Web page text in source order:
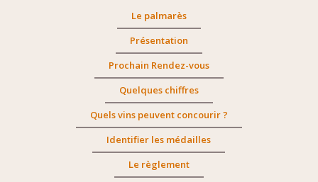
Le palmarès
Présentation
Prochain Rendez-vous
Quelques chiffres
Quels vins peuvent concourir ?
Identifier les médailles
Le règlement